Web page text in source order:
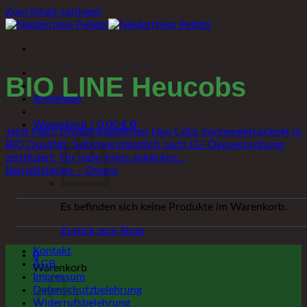
Zum Inhalt springen
Anmelden
Warenkorb / 0,00 € 0
Es befinden sich keine Produkte im Warenkorb.
Zurück zum Shop
0
Warenkorb
BIO LINE Heucobs
Jetzt Neu!! Unsere bewährten Heu Cobs Sonnengetrocknet in
BIO Qualität. Selbstverständlich nach EU-Ökoverordnung
zertifiziert. Für mehr Infos anklicken…
Betriebsferien – Ostern
Kontakt
AGB
Impressum
Datenschutzbelehrung
Widerrufsbelehrung